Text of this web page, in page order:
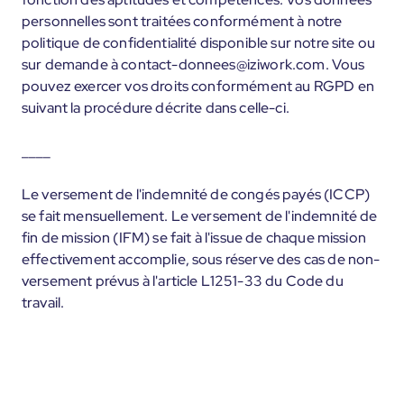
personnelles sont traitées conformément à notre
politique de confidentialité disponible sur notre site ou
sur demande à contact-donnees@iziwork.com. Vous
pouvez exercer vos droits conformément au RGPD en
suivant la procédure décrite dans celle-ci.
Le versement de l'indemnité de congés payés (ICCP)
se fait mensuellement. Le versement de l'indemnité de
fin de mission (IFM) se fait à l'issue de chaque mission
effectivement accomplie, sous réserve des cas de non-
versement prévus à l'article L1251-33 du Code du
travail.